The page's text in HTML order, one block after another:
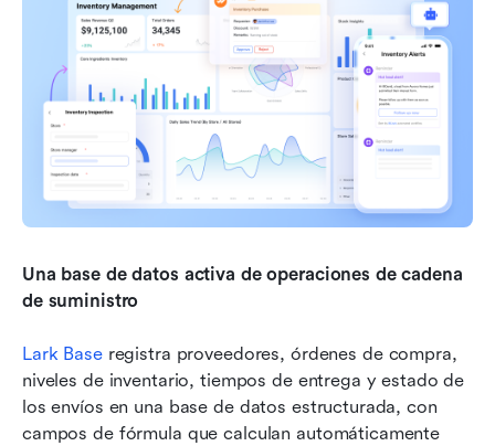
Una base de datos activa de operaciones de cadena
de suministro
Lark Base registra proveedores, órdenes de compra,
niveles de inventario, tiempos de entrega y estado de
los envíos en una base de datos estructurada, con
campos de fórmula que calculan automáticamente